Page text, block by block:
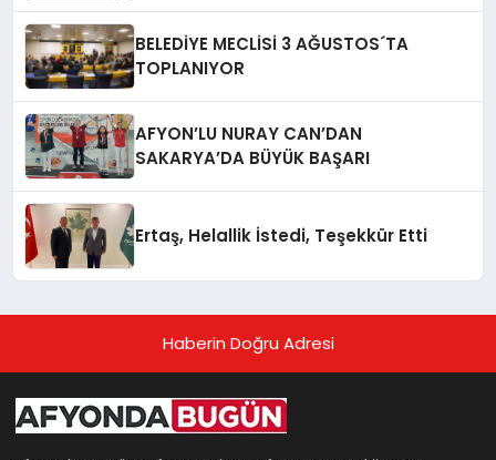
BELEDİYE MECLİSİ 3 AĞUSTOS´TA
TOPLANIYOR
AFYON’LU NURAY CAN’DAN
SAKARYA’DA BÜYÜK BAŞARI
Ertaş, Helallik İstedi, Teşekkür Etti
Haberin Doğru Adresi